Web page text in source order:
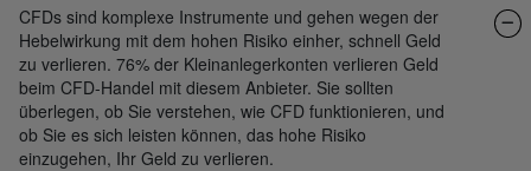
CFDs sind komplexe Instrumente und gehen wegen der
Hebelwirkung mit dem hohen Risiko einher, schnell Geld
zu verlieren. 76% der Kleinanlegerkonten verlieren Geld
beim CFD-Handel mit diesem Anbieter. Sie sollten
überlegen, ob Sie verstehen, wie CFD funktionieren, und
ob Sie es sich leisten können, das hohe Risiko
einzugehen, Ihr Geld zu verlieren.